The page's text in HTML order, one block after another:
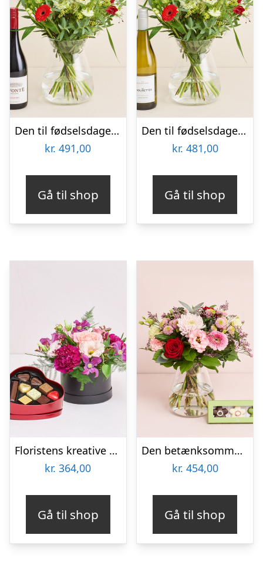
Den til fødselsdagen med Lavonte, Zinfandel
kr. 491,00
Gå til shop
Den til fødselsdagen med Les Amourettes, Sauvignon Blanc
kr. 481,00
Gå til shop
Floristens kreative valg i æske med chokoladehjerte
kr. 364,00
Gå til shop
Den betænksomme med CHO CHO marcipanblomster
kr. 454,00
Gå til shop